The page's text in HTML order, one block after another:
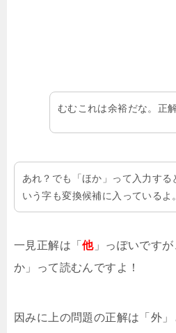
むむこれは余裕だな。正
あれ？でも「ほか」って入力する
いう字も変換候補に入っているよ。
一見正解は「他」っぽいです
か」って読むんですよ！
因みに上の問題の正解は「外